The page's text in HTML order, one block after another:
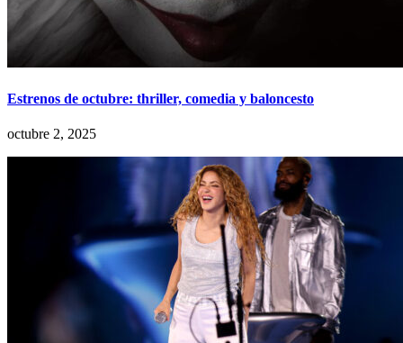
Estrenos de octubre: thriller, comedia y baloncesto
octubre 2, 2025